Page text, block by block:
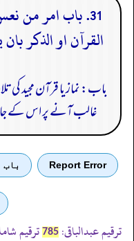
31. باب امر من
القرآن او الذكر
باب: نماز یا قرآن مجید
غالب آنے پر اس کے
Report Error باب
ترقیم عبدالباقی: 785 ترقیم